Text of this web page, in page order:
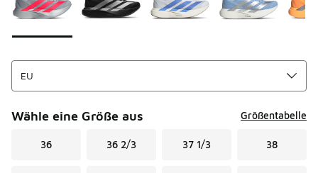
Wähle eine Größe aus Größentabelle
36 36 2/3 37 1/3 38